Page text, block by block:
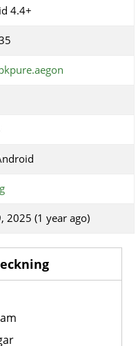
4.4+
2025 (1 year ago)